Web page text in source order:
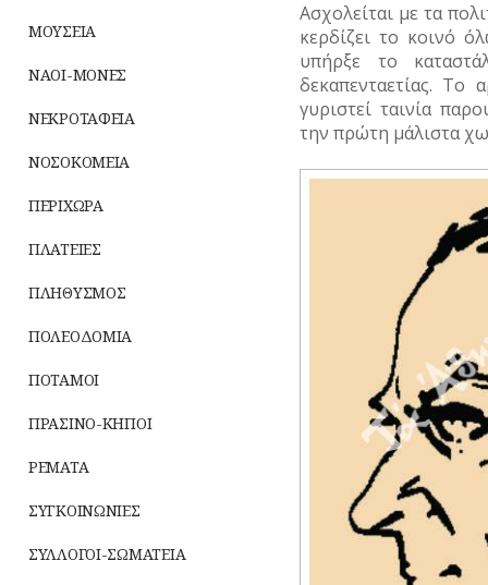
ΜΟΥΣΕΙΑ
ΝΑΟΙ-ΜΟΝΕΣ
ΝΕΚΡΟΤΑΦΕΙΑ
ΝΟΣΟΚΟΜΕΙΑ
ΠΕΡΙΧΩΡΑ
ΠΛΑΤΕΙΕΣ
ΠΛΗΘΥΣΜΟΣ
ΠΟΛΕΟΔΟΜΙΑ
ΠΟΤΑΜΟΙ
ΠΡΑΣΙΝΟ-ΚΗΠΟΙ
ΡΕΜΑΤΑ
ΣΥΓΚΟΙΝΩΝΙΕΣ
ΣΥΛΛΟΓΟΙ-ΣΩΜΑΤΕΙΑ
Ασχολείται με τα
κερδίζει το κοινό
υπήρξε το
δεκαπενταετίας. Το
γυριστεί ταινία
την πρώτη μάλιστα